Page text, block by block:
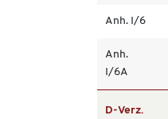
Anh. I/6
Anh.
I/6A
D-Verz.